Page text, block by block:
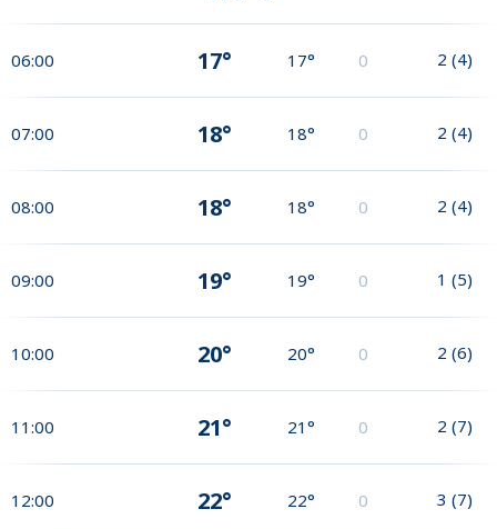
06:00 17° 17° 0 2 (4)
07:00 18° 18° 0 2 (4)
08:00 18° 18° 0 2 (4)
09:00 19° 19° 0 1 (5)
10:00 20° 20° 0 2 (6)
11:00 21° 21° 0 2 (7)
12:00 22° 22° 0 3 (7)